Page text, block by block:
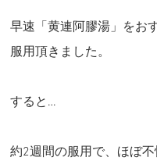
早速「黄連阿膠湯」をお
服用頂きました。
すると…
約2週間の服用で、ほぼ不